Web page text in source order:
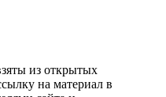
из открытых
на материал в